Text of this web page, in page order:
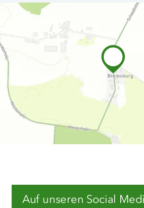
Auf unseren Social